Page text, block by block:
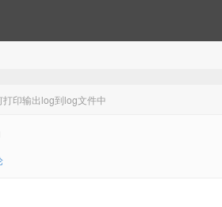
打印输出log到log文件中